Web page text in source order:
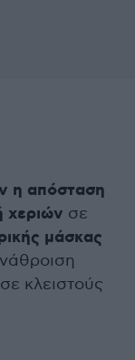
η απόσταση
χεριών σε
μάσκας
κλειστούς